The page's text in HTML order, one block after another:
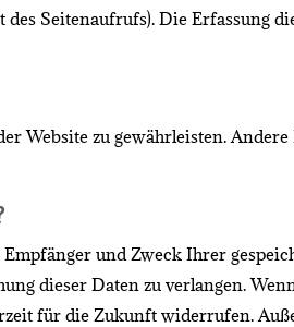
Seitenaufrufs). Die Erfassung
Website zu gewährleisten.
und Zweck Ihrer
dieser Daten zu verlangen.
für die Zukunft widerrufen.